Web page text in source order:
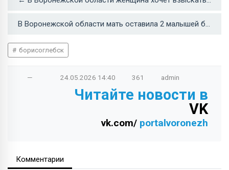
В Воронежской области мать оставила 2 малышей без еды и воды →
борисоглебск
— 24.05.2026 14:40 361 admin
Читайте новости в
VK
vk.com/ portalvoronezh
Комментарии